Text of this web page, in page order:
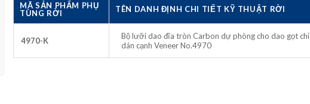
MÃ SẢN PHẨM PHỤ
TÙNG RỜI
TÊN DANH ĐỊNH CHI TIẾT KỸ THUẬT RỜI
4970-K
Bộ lưỡi dao đĩa tròn Carbon dự phòng cho dao gọt chỉ
dán cạnh Veneer No.4970